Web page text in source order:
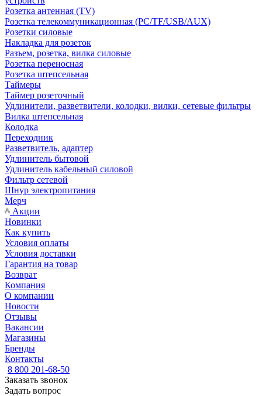
Розетка антенная (TV)
Розетка телекоммуникационная (PC/TF/USB/AUX)
Розетки силовые
Накладка для розеток
Разъем, розетка, вилка силовые
Розетка переносная
Розетка штепсельная
Таймеры
Таймер розеточный
Удлинители, разветвители, колодки, вилки, сетевые фильтры
Вилка штепсельная
Колодка
Переходник
Разветвитель, адаптер
Удлинитель бытовой
Удлинитель кабельный силовой
Фильтр сетевой
Шнур электропитания
Мерч
Акции
Новинки
Как купить
Условия оплаты
Условия доставки
Гарантия на товар
Возврат
Компания
О компании
Новости
Отзывы
Вакансии
Магазины
Бренды
Контакты
8 800 201-68-50
Заказать звонок
Задать вопрос